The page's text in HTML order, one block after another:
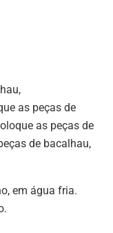
as peças de
as peças de
de bacalhau,
em água fria.